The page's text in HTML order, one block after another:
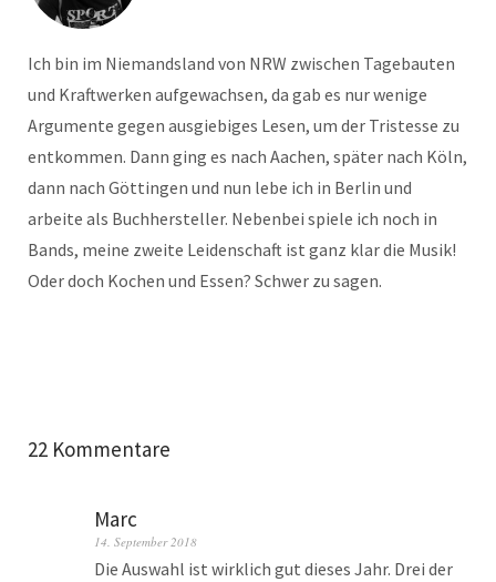
Ich bin im Niemandsland von NRW zwischen Tagebauten
und Kraftwerken aufgewachsen, da gab es nur wenige
Argumente gegen ausgiebiges Lesen, um der Tristesse zu
entkommen. Dann ging es nach Aachen, später nach Köln,
dann nach Göttingen und nun lebe ich in Berlin und
arbeite als Buchhersteller. Nebenbei spiele ich noch in
Bands, meine zweite Leidenschaft ist ganz klar die Musik!
Oder doch Kochen und Essen? Schwer zu sagen.
22 Kommentare
Marc
14. September 2018
Die Auswahl ist wirklich gut dieses Jahr. Drei der